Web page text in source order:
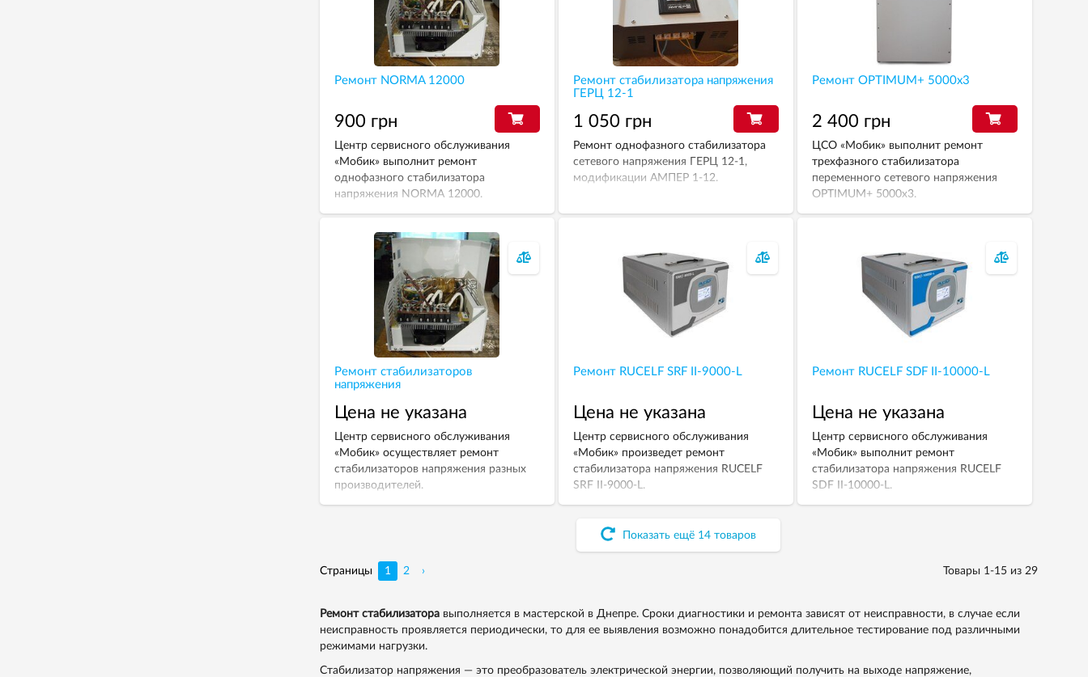
Ремонт NORMA 12000
900 грн
Центр сервисного обслуживания
«Мобик» выполнит ремонт
однофазного стабилизатора
напряжения NORMA 12000.
Ремонт стабилизатора напряжения
ГЕРЦ 12-1
1 050 грн
Ремонт однофазного стабилизатора
сетевого напряжения ГЕРЦ 12-1,
модификации АМПЕР 1-12.
Ремонт OPTIMUM+ 5000х3
2 400 грн
ЦСО «Мобик» выполнит ремонт
трехфазного стабилизатора
переменного сетевого напряжения
OPTIMUM+ 5000х3.
Ремонт стабилизаторов
напряжения
Цена не указана
Центр сервисного обслуживания
«Мобик» осуществляет ремонт
стабилизаторов напряжения разных
производителей.
Ремонт RUCELF SRF II-9000-L
Цена не указана
Центр сервисного обслуживания
«Мобик» произведет ремонт
стабилизатора напряжения RUCELF
SRF II-9000-L.
Ремонт RUCELF SDF II-10000-L
Цена не указана
Центр сервисного обслуживания
«Мобик» выполнит ремонт
стабилизатора напряжения RUCELF
SDF II-10000-L.
Показать ещё 14 товаров
Страницы 1 2 › Товары 1-15 из 29
Ремонт стабилизаторавыполняется в мастерской в Днепре. Сроки диагностики и ремонта зависят от неисправности, в случае если
неисправность проявляется периодически, то для ее выявления возможно понадобится длительное тестирование под различными
режимами нагрузки.
Стабилизатор напряжения — это преобразователь электрической энергии, позволяющий получить на выходе напряжение,